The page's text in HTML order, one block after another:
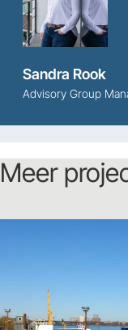
Sandra Rook
Advisory Group
Meer